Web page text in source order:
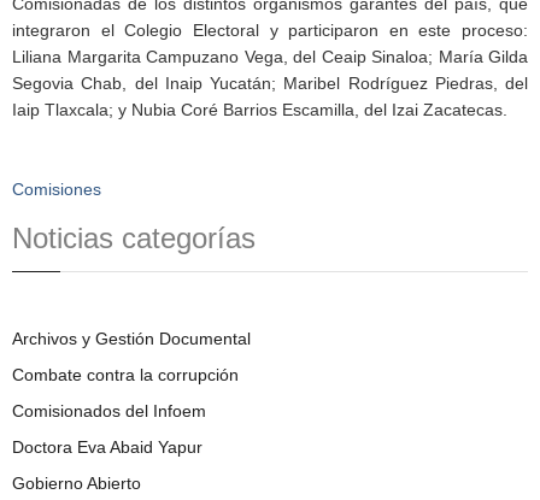
integraron el Colegio Electoral y participaron en este proceso:
Liliana Margarita Campuzano Vega, del Ceaip Sinaloa; María Gilda
Segovia Chab, del Inaip Yucatán; Maribel Rodríguez Piedras, del
Iaip Tlaxcala; y Nubia Coré Barrios Escamilla, del Izai Zacatecas.
Comisiones
Noticias categorías
Archivos y Gestión Documental
Combate contra la corrupción
Comisionados del Infoem
Doctora Eva Abaid Yapur
Gobierno Abierto